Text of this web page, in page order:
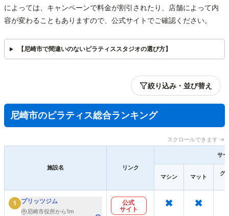
によっては、キャンペーンで料金が割引されたり、店舗によって内
容が変わることもありますので、公式サイトでご確認ください。
【尼崎市で間違いのないピラティススタジオの選び方】
絞り込み・並び替え
尼崎市のピラティス総合ランキング
スクロールできます →
施設名 リンク
サ
マシン マット
グ
1 プリッツジム
尼崎市役所から1m
公式
サイト
× ×